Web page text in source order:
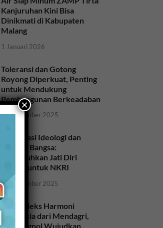
Kanjuruhan Kini Bisa
Dinikmati di Kabupaten
Malang
1 Januari 2026
Toleransi dan Gotong
Royong Diperkuat, Penting
untuk Mendukung
Pembangunan Berkeadaban
28 November 2025
Sosialisasi Ideologi dan
Sejarah Bangsa:
Meneguhkan Jati Diri
Bangsa untuk NKRI
26 November 2025
Raih Indeks Harmoni
Indonesia dari Mendagri,
Kesbangpol Wujudkan
×